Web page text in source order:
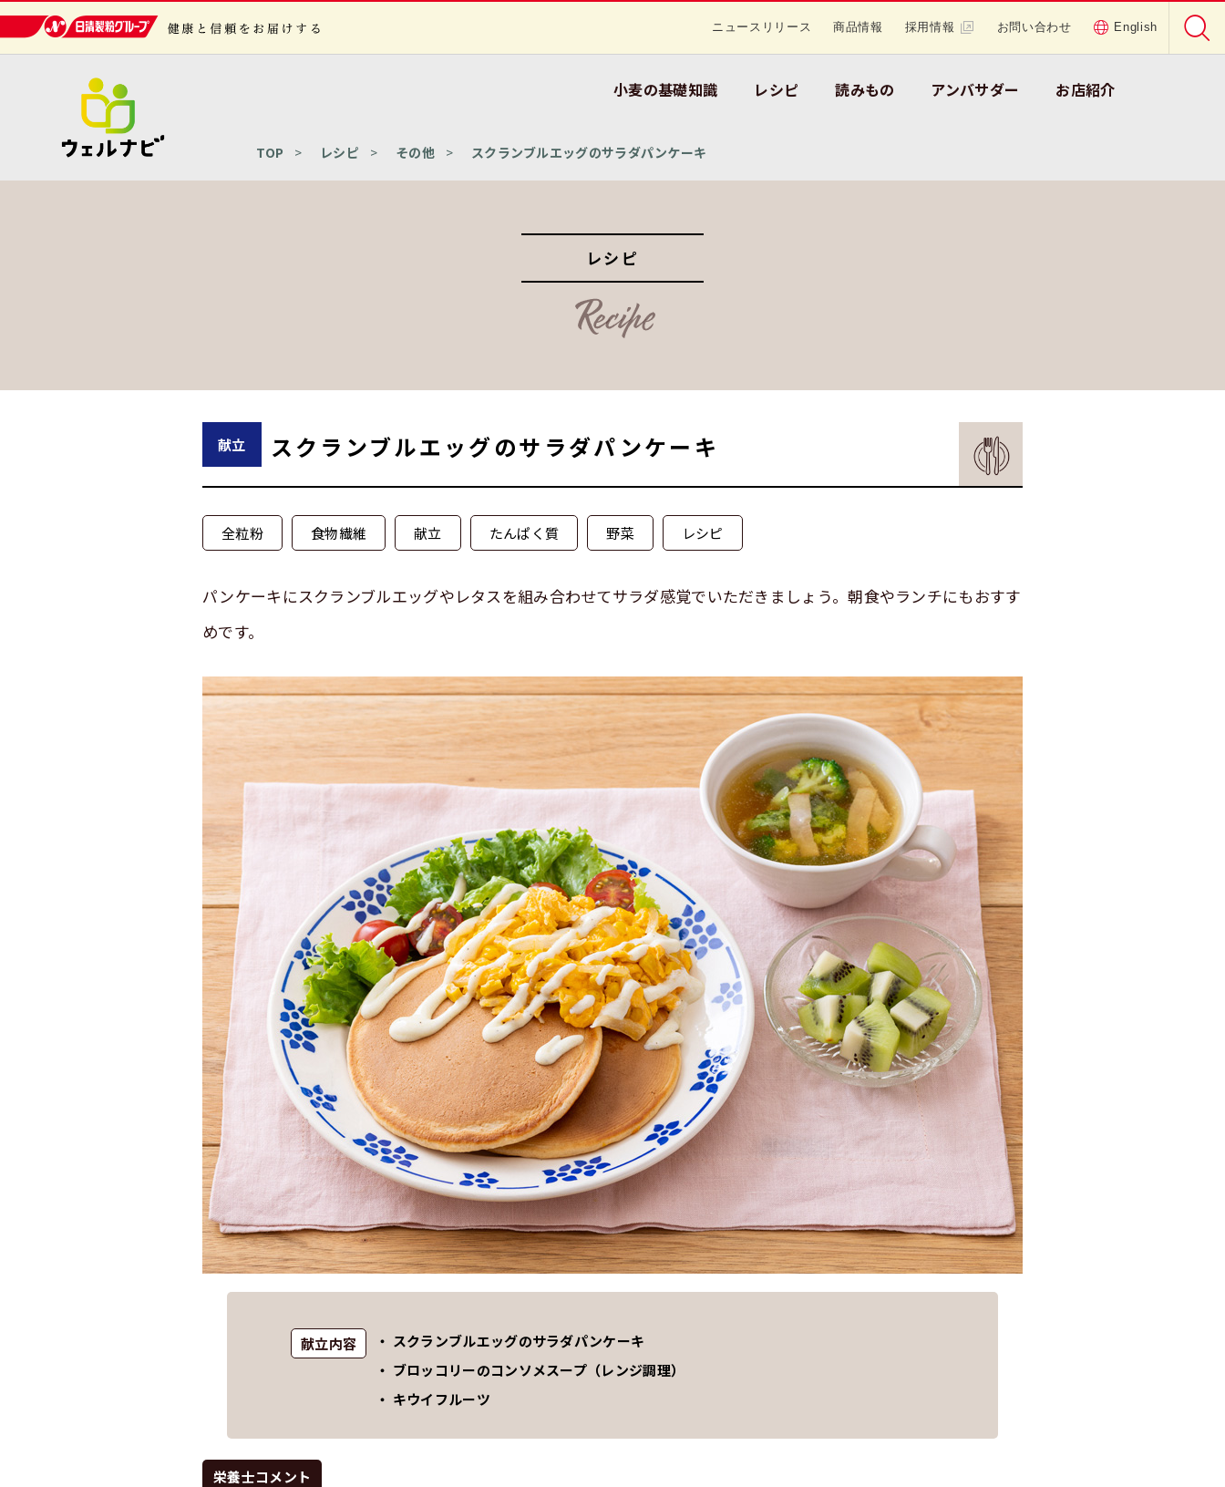
日清製粉グループ 健康と信頼をお届けする
ニュースリリース 商品情報 採用情報 お問い合わせ English
小麦の基礎知識 レシピ 読みもの アンバサダー お店紹介
TOP レシピ その他 スクランブルエッグのサラダパンケーキ
レシピ
献立 スクランブルエッグのサラダパンケーキ
全粒粉 食物繊維 献立 たんぱく質 野菜 レシピ
パンケーキにスクランブルエッグやレタスを組み合わせてサラダ感覚でいただきましょう。朝食やランチにもおすす
めです。
献立内容
・ スクランブルエッグのサラダパンケーキ
・ ブロッコリーのコンソメスープ（レンジ調理）
・ キウイフルーツ
栄養士コメント